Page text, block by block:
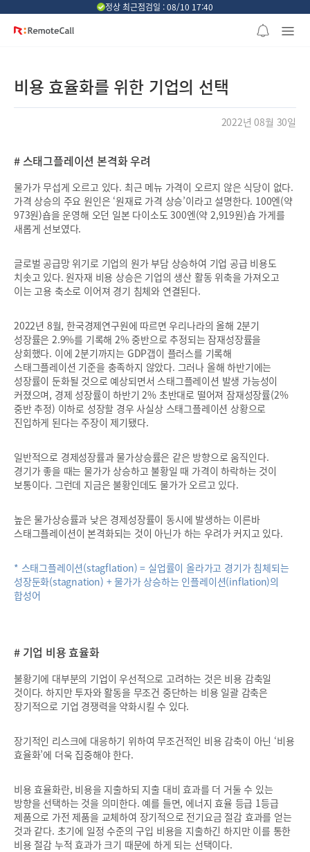
정상 최근점검일 : 08/10 17:40
비용 효율화를 위한 기업의 선택
2022년 08월 30일
# 스태그플레이션 본격화 우려
물가가 무섭게 오르고 있다. 최근 메뉴 가격이 오르지 않은 식당이 없다.
가격 상승의 주요 원인은 ‘원재료 가격 상승’이라고 설명한다. 100엔(약
973원)숍을 운영해 오던 일본 다이소도 300엔(약 2,919원)숍 가게를
새롭게 선보였다.
글로벌 공급망 위기로 기업의 원가 부담 상승하여 기업 공급 비용도
치솟고 있다. 원자재 비용 상승은 기업의 생산 활동 위축을 가져오고
이는 고용 축소로 이어져 경기 침체와 연결된다.
2022년 8월, 한국경제연구원에 따르면 우리나라의 올해 2분기
성장률은 2.9%를 기록해 2% 중반으로 추정되는 잠재성장률을
상회했다. 이에 2분기까지는 GDP갭이 플러스를 기록해
스태그플레이션 기준을 충족하지 않았다. 그러나 올해 하반기에는
성장률이 둔화될 것으로 예상되면서 스태그플레이션 발생 가능성이
커졌으며, 경제 성장률이 하반기 2% 초반대로 떨어져 잠재성장률(2%
중반 추정) 이하로 성장할 경우 사실상 스태그플레이션 상황으로
진입하게 된다는 주장이 제기됐다.
일반적으로 경제성장률과 물가상승률은 같은 방향으로 움직인다.
경기가 좋을 때는 물가가 상승하고 불황일 때 가격이 하락하는 것이
보통이다. 그런데 지금은 불황인데도 물가가 오르고 있다.
높은 물가상승률과 낮은 경제성장률이 동시에 발생하는 이른바
스태그플레이션이 본격화되는 것이 아닌가 하는 우려가 커지고 있다.
* 스태그플레이션(stagflation) = 실업률이 올라가고 경기가 침체되는
성장둔화(stagnation) + 물가가 상승하는 인플레이션(inflation)의
합성어
# 기업 비용 효율화
불황기에 대부분의 기업이 우선적으로 고려하는 것은 비용 감축일
것이다. 하지만 투자와 활동을 무조건 중단하는 비용 일괄 감축은
장기적으로 기업 경쟁력을 약화시킬 수 있다.
장기적인 리스크에 대응하기 위하여 무조건적인 비용 감축이 아닌 ‘비용
효율화’에 더욱 집중해야 한다.
비용 효율화란, 비용을 지출하되 지출 대비 효과를 더 거둘 수 있는
방향을 선택하는 것을 의미한다. 예를 들면, 에너지 효율 등급 1등급
제품으로 가전 제품을 교체하여 장기적으로 전기요금 절감 효과를 얻는
것과 같다. 초기에 일정 수준의 구입 비용을 지출하긴 하지만 이를 통한
비용 절감 누적 효과가 크기 때문에 하게 되는 선택이다.